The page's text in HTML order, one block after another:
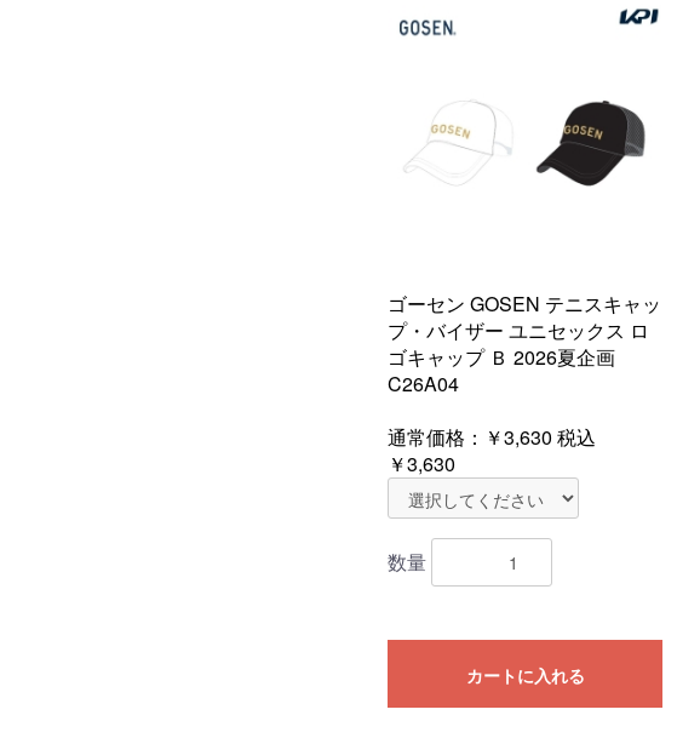
ゴーセン GOSEN テニスキャッ
プ・バイザー ユニセックス ロ
ゴキャップ Ｂ 2026夏企画
C26A04
通常価格： ￥3,630 税込
￥3,630
数量
カートに入れる